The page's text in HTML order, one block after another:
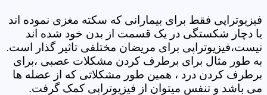
فیزیوتراپی فقط برای بیمارانی که سکته مغزی نموده اند
یا دچار شکستگی در یک قسمت از بدن خود شده اند
نیست،فیزیوتراپی برای مریضان مختلفی تاثیر گذار است.
به طور مثال برای برطرف کردن مشکلات عصبی ،برای
برطرف کردن درد ، همین طور مشکلاتی که از عضله ها
می باشد و تنفس میتوان از فیزیوتراپی کمک گرفت.